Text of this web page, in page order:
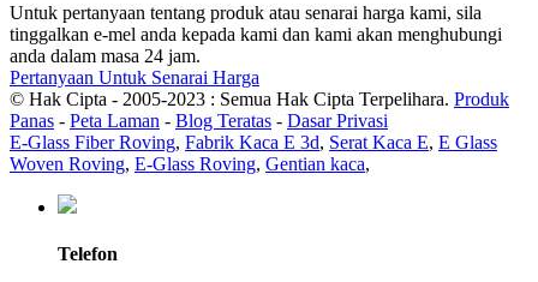
Untuk pertanyaan tentang produk atau senarai harga kami, sila
tinggalkan e-mel anda kepada kami dan kami akan menghubungi
anda dalam masa 24 jam.
Pertanyaan Untuk Senarai Harga
© Hak Cipta - 2005-2023 : Semua Hak Cipta Terpelihara. Produk
Panas - Peta Laman - Blog Teratas - Dasar Privasi
E-Glass Fiber Roving, Fabrik Kaca E 3d, Serat Kaca E, E Glass
Woven Roving, E-Glass Roving, Gentian kaca,
Telefon